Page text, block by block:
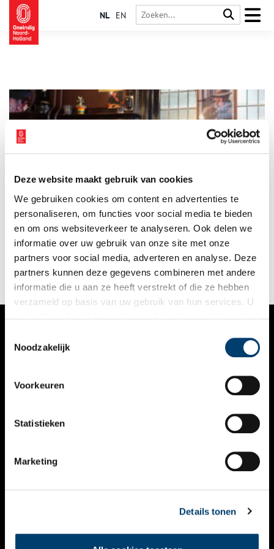
Deze website maakt gebruik van cookies
We gebruiken cookies om content en advertenties te
personaliseren, om functies voor social media te bieden
en om ons websiteverkeer te analyseren. Ook delen we
informatie over uw gebruik van onze site met onze
partners voor social media, adverteren en analyse. Deze
partners kunnen deze gegevens combineren met andere
informatie die u aan ze heeft verstrekt of die ze hebben
verzameld op basis van uw gebruik van hun services. U
Noodzakelijk
Voorkeuren
Statistieken
Marketing
Details tonen
NL EN
Coronatijden. Achter de Dam in Amsterdam is het stil bij café
Scheltema. Eén voordeel, de normaal drukbezette uitbaters
Joke en Wim hebben nu alle tijd om te vertellen over het
beruchte verleden van het café en wat Scheltema in hun ogen
zo essentieel maakt. “Je bént iemand als je hierbinnen komt.”
VERHALEN
KALENDER
THEMA’S
VIDEO’S
CONTACT